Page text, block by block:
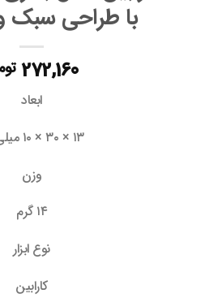
با طراحی سبک
272,160
ابعاد
۱۳ × ۳۰ × ۱۰ میلی‌متر
وزن
۱۴ گرم
نوع ابزار
کارابین